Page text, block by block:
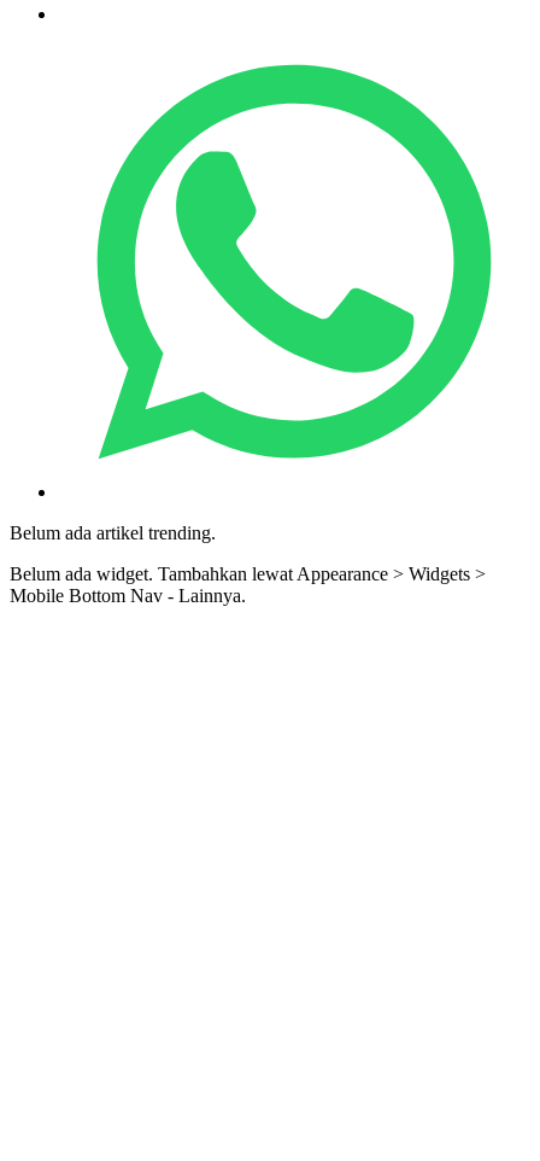
Belum ada artikel trending.
Belum ada widget. Tambahkan lewat Appearance > Widgets >
Mobile Bottom Nav - Lainnya.